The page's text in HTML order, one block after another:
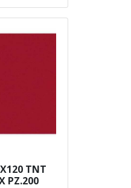
TNT
PZ.200